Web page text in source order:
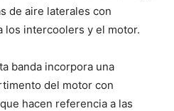
de aire laterales con
los intercoolers y el motor.
banda incorpora una
del motor con
hacen referencia a las